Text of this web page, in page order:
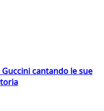
cantando le sue